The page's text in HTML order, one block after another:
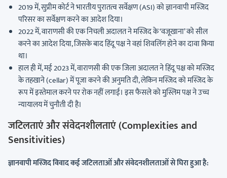
2019 में, सुप्रीम कोर्ट ने भारतीय पुरातत्व सर्वेक्षण (ASI) को ज्ञानवापी मस्जिद
परिसर का सर्वेक्षण करने का आदेश दिया।
2022 में, वाराणसी की एक निचली अदालत ने मस्जिद के ‘वजूखाना’ को सील
करने का आदेश दिया, जिसके बाद हिंदू पक्ष ने वहां शिवलिंग होने का दावा किया
था।
हाल ही में, मई 2023 में, वाराणसी की एक जिला अदालत ने हिंदू पक्ष को मस्जिद
के तहखाने (cellar) में पूजा करने की अनुमति दी, लेकिन मस्जिद को मस्जिद के
रूप में इस्तेमाल करने पर रोक नहीं लगाई। इस फैसले को मुस्लिम पक्ष ने उच्च
न्यायालय में चुनौती दी है।
जटिलताएं और संवेदनशीलताएं (Complexities and
Sensitivities)
ज्ञानवापी मस्जिद विवाद कई जटिलताओं और संवेदनशीलताओं से घिरा हुआ है: